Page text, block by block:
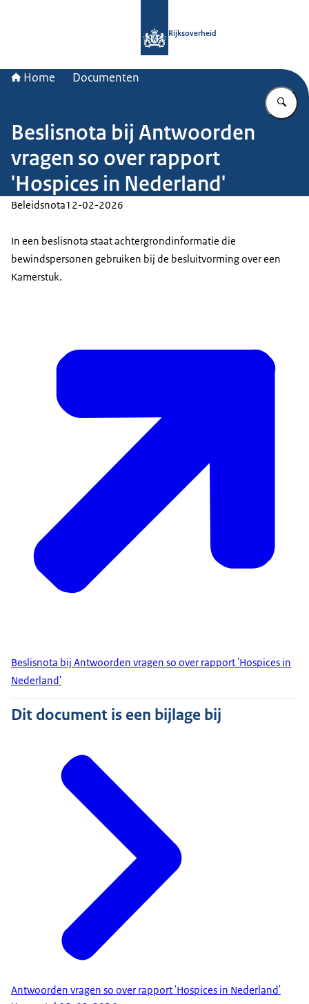
Rijksoverheid
Home Documenten
Beslisnota bij Antwoorden
vragen so over rapport
'Hospices in Nederland'
Beleidsnota12-02-2026
In een beslisnota staat achtergrondinformatie die
bewindspersonen gebruiken bij de besluitvorming over een
Kamerstuk.
Beslisnota bij Antwoorden vragen so over rapport 'Hospices in
Nederland'
Dit document is een bijlage bij
Antwoorden vragen so over rapport 'Hospices in Nederland'